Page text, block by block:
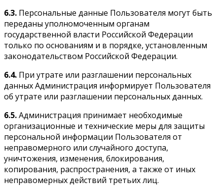
6.3. Персональные данные Пользователя могут быть
переданы уполномоченным органам
государственной власти Российской Федерации
только по основаниям и в порядке, установленным
законодательством Российской Федерации.
6.4. При утрате или разглашении персональных
данных Администрация информирует Пользователя
об утрате или разглашении персональных данных.
6.5.Администрация принимает необходимые
организационные и технические меры для защиты
персональной информации Пользователя от
неправомерного или случайного доступа,
уничтожения, изменения, блокирования,
копирования, распространения, а также от иных
неправомерных действий третьих лиц.